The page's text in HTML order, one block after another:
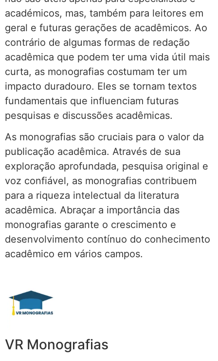
académicos, mas, também para leitores em
geral e futuras gerações de acadêmicos. Ao
contrário de algumas formas de redação
acadêmica que podem ter uma vida útil mais
curta, as monografias costumam ter um
impacto duradouro. Eles se tornam textos
fundamentais que influenciam futuras
pesquisas e discussões acadêmicas.
As monografias são cruciais para o valor da
publicação acadêmica. Através de sua
exploração aprofundada, pesquisa original e
voz confiável, as monografias contribuem
para a riqueza intelectual da literatura
acadêmica. Abraçar a importância das
monografias garante o crescimento e
desenvolvimento contínuo do conhecimento
acadêmico em vários campos.
VR Monografias